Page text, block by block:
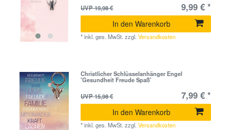
UVP 19,98 €
9,99 € *
In den Warenkorb
*inkl. ges. MwSt. zzgl.Versandkosten
Christlicher Schlüsselanhänger Engel
'Gesundheit Freude Spaß'
UVP 15,98 €
7,99 € *
In den Warenkorb
*inkl. ges. MwSt. zzgl.Versandkosten